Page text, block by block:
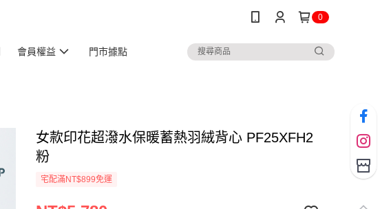
0
會員權益 門市據點
女款印花超潑水保暖蓄熱羽絨背心 PF25XFH2
粉
宅配滿NT$899免運